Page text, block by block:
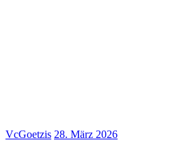
VcGoetzis 28. März 2026